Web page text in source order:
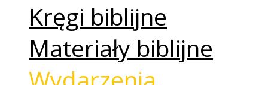
Kręgi biblijne
Materiały biblijne